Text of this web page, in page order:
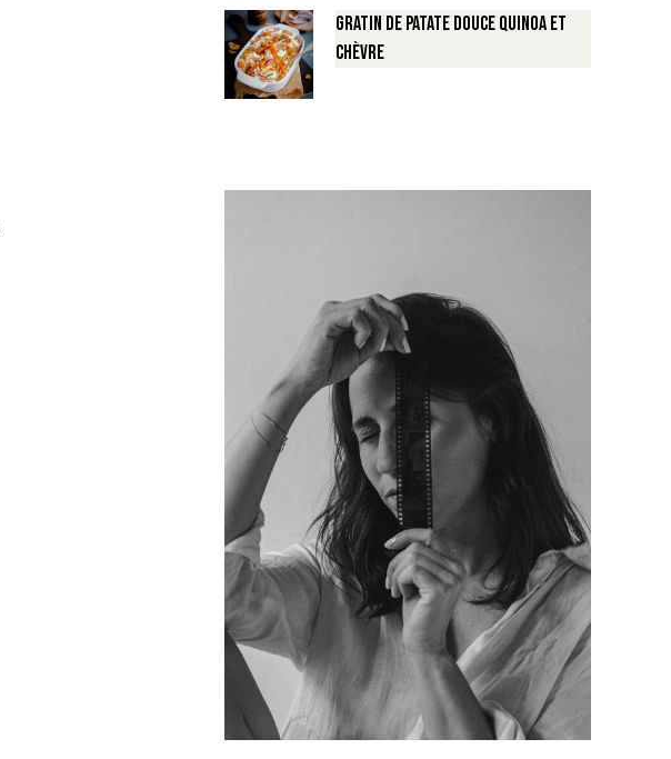
Gratin de Patate douce Quinoa et
Chèvre